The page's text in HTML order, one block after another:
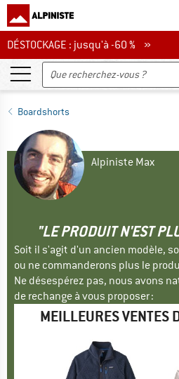
DÉSTOCKAGE : jusqu'à -60 %
DÉSTOCKAGE : jusqu'à -60 % »
Boardshorts
Alpiniste Max
"LE PRODUIT N'EST
Soit il s'agit d'un ancien modèle,
ou ne commanderons plus le
Ne désespérez pas, nous avons
de rechange à vous proposer :
MEILLEURES VENTES